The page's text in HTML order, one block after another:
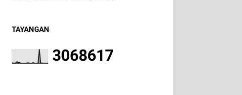
TAYANGAN
3068617